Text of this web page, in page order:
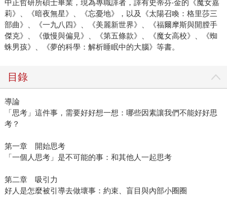
中正哲研所碩士畢業，現為專職譯者，譯有史蒂芬‧金的《魔女嘉
莉》、《暗夜無星》、《忘憂地》，以及《太陽召喚：格里莎三
部曲》、《一九八四》、《美麗新世界》、《福爾摩斯與開膛手
傑克》、《傲慢與偏見》、《第五條款》、《魔女高校》、《蜘
蛛男孩》、《夢的科學：解析睡眠中的大腦》等書。
目錄
導論
「思考」這件事，需要好好想一想：哪些因素讓我們不能好好思
考？
第一章 開始思考
「一個人思考」是不可能的事：和其他人一起思考
第二章 吸引力
好人是怎麼被引導去做壞事：約束、盲目與內部小圈圈